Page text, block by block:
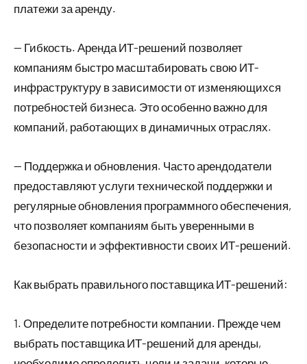
платежи за аренду.
— Гибкость. Аренда ИТ-решений позволяет
компаниям быстро масштабировать свою ИТ-
инфраструктуру в зависимости от изменяющихся
потребностей бизнеса. Это особенно важно для
компаний, работающих в динамичных отраслях.
— Поддержка и обновления. Часто арендодатели
предоставляют услуги технической поддержки и
регулярные обновления программного обеспечения,
что позволяет компаниям быть уверенными в
безопасности и эффективности своих ИТ-решений.
Как выбрать правильного поставщика ИТ-решений:
1. Определите потребности компании. Прежде чем
выбрать поставщика ИТ-решений для аренды,